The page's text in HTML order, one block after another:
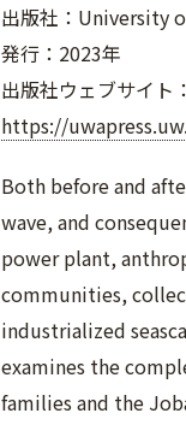
出版社：University
発行：2023年
出版社ウェブサイト：
https://
Both before and
wave, and
power plant,
communities,
industrialized
examines the
families and the